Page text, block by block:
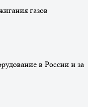
газов
в России и за